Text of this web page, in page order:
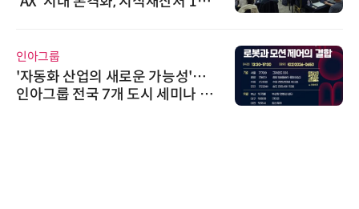
인아그룹
'자동화 산업의 새로운 가능성'…
인아그룹 전국 7개 도시 세미나 페